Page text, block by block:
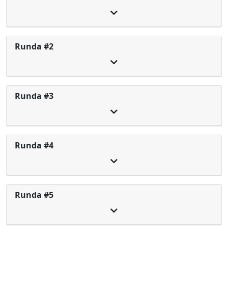
Runda #2
Runda #3
Runda #4
Runda #5